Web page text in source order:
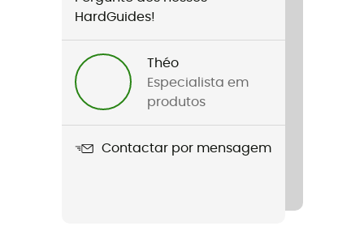
Nome do produto
Carbon 240 Superlight
HardGuides!
Théo
Especialista em
produtos
Contactar por mensagem